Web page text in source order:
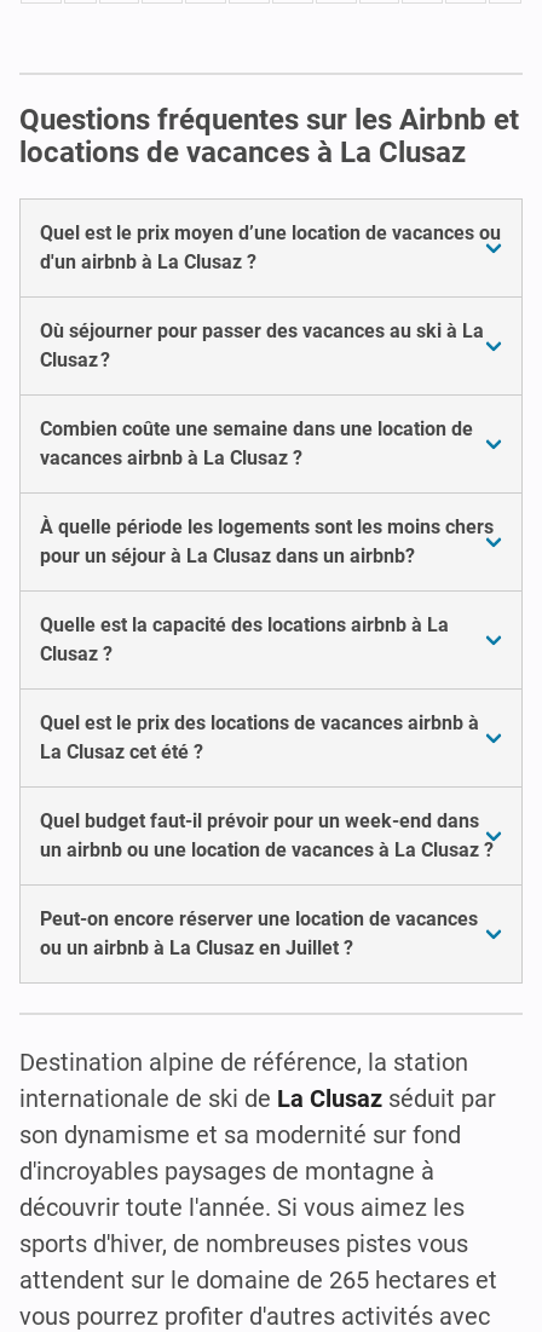
Questions fréquentes sur les Airbnb et
locations de vacances à La Clusaz
Quel est le prix moyen d’une location de vacances ou
d'un airbnb à La Clusaz ?
Où séjourner pour passer des vacances au ski à La
Clusaz ?
Combien coûte une semaine dans une location de
vacances airbnb à La Clusaz ?
À quelle période les logements sont les moins chers
pour un séjour à La Clusaz dans un airbnb?
Quelle est la capacité des locations airbnb à La
Clusaz ?
Quel est le prix des locations de vacances airbnb à
La Clusaz cet été ?
Quel budget faut-il prévoir pour un week-end dans
un airbnb ou une location de vacances à La Clusaz ?
Peut-on encore réserver une location de vacances
ou un airbnb à La Clusaz en Juillet ?
Destination alpine de référence, la station
internationale de ski de La Clusaz séduit par
son dynamisme et sa modernité sur fond
d'incroyables paysages de montagne à
découvrir toute l'année. Si vous aimez les
sports d'hiver, de nombreuses pistes vous
attendent sur le domaine de 265 hectares et
vous pourrez profiter d'autres activités avec